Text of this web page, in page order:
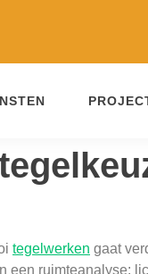
tegelwerken gaat
een ruimteanalyse: